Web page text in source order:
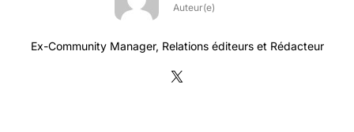
Auteur(e)
Ex-Community Manager, Relations éditeurs et Rédacteur